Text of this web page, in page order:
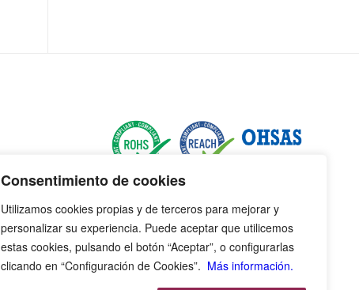
Consentimiento de cookies
Utilizamos cookies propias y de terceros para mejorar y
personalizar su experiencia. Puede aceptar que utilicemos
estas cookies, pulsando el botón “Aceptar”, o configurarlas
clicando en “Configuración de Cookies”. Más información.